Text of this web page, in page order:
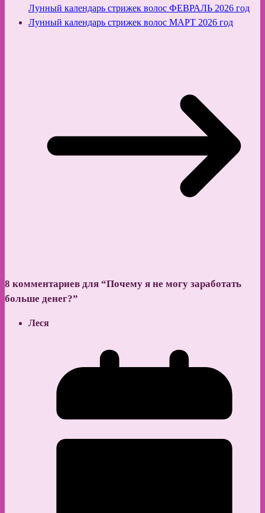
Лунный календарь стрижек волос ФЕВРАЛЬ 2026 год
Лунный календарь стрижек волос МАРТ 2026 год
8 комментариев для “Почему я не могу заработать
больше денег?”
Леся